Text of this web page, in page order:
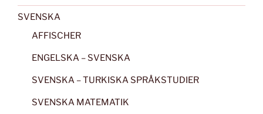
SVENSKA
AFFISCHER
ENGELSKA – SVENSKA
SVENSKA – TURKISKA SPRÅKSTUDIER
SVENSKA MATEMATIK